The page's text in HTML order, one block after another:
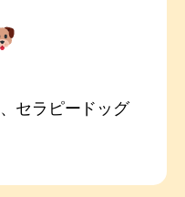
セラピードッグ